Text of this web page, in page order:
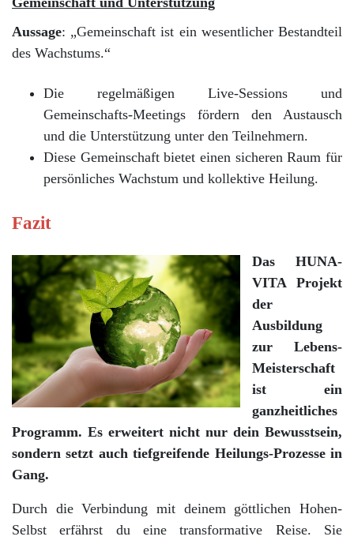
Aussage: „Gemeinschaft ist ein wesentlicher Bestandteil
des Wachstums.“
Die regelmäßigen Live-Sessions und
Gemeinschafts-Meetings fördern den Austausch
und die Unterstützung unter den Teilnehmern.
Diese Gemeinschaft bietet einen sicheren Raum für
persönliches Wachstum und kollektive Heilung.
Fazit
Das HUNA-
VITA Projekt
der
Ausbildung
zur Lebens-
Meisterschaft
ist ein
ganzheitliches
Programm. Es erweitert nicht nur dein Bewusstsein,
sondern setzt auch tiefgreifende Heilungs-Prozesse in
Gang.
Durch die Verbindung mit deinem göttlichen Hohen-
Selbst erfährst du eine transformative Reise. Sie